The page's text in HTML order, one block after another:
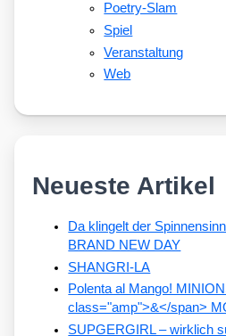
Poetry-Slam
Spiel
Veranstaltung
Web
Neueste Artikel
Da klingelt der
BRAND NEW DAY
SHANGRI-LA
Polenta al Mango!
class="amp">&</span>
SUPGERGIRL – wirklich